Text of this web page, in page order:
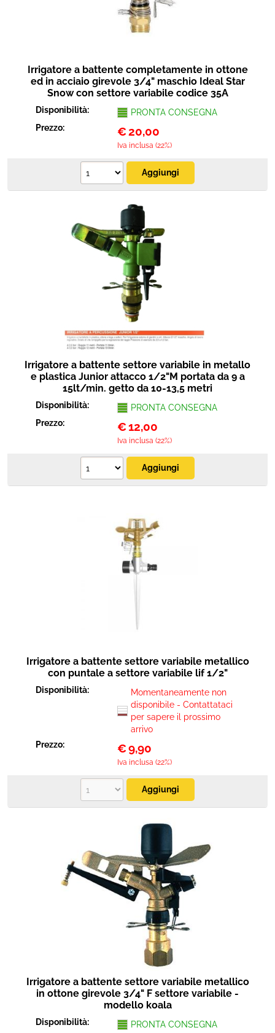
Irrigatore a battente completamente in ottone
ed in acciaio girevole 3/4" maschio Ideal Star
Snow con settore variabile codice 35A
Disponibilità:
PRONTA CONSEGNA
Prezzo:
€20,00
Iva inclusa (22%)
Irrigatore a battente settore variabile in metallo
e plastica Junior attacco 1/2"M portata da 9 a
15lt/min. getto da 10-13,5 metri
Disponibilità:
PRONTA CONSEGNA
Prezzo:
€12,00
Iva inclusa (22%)
Irrigatore a battente settore variabile metallico
con puntale a settore variabile lif 1/2"
Disponibilità:
Momentaneamente non
disponibile - Contattataci
per sapere il prossimo
arrivo
Prezzo:
€9,90
Iva inclusa (22%)
Irrigatore a battente settore variabile metallico
in ottone girevole 3/4" F settore variabile -
modello koala
Disponibilità: PRONTA CONSEGNA